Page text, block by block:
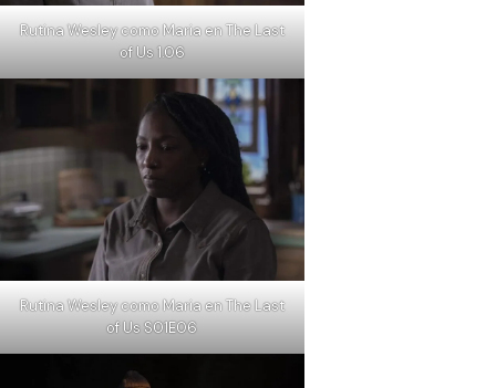
Rutina Wesley como Maria en The Last
of Us 1.06
Rutina Wesley como Maria en The Last
of Us S01E06